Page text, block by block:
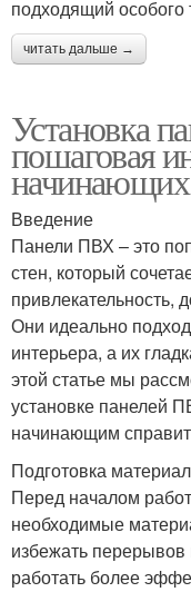
подходящий особого
читать дальше →
Установка
пошаговая
начинающих
Введение
Панели ПВХ – это
стен, который
привлекательность,
Они идеально
интерьера, а их
этой статье мы
установке панелей
начинающим
Подготовка
Перед началом
необходимые
избежать перерывов
работать более